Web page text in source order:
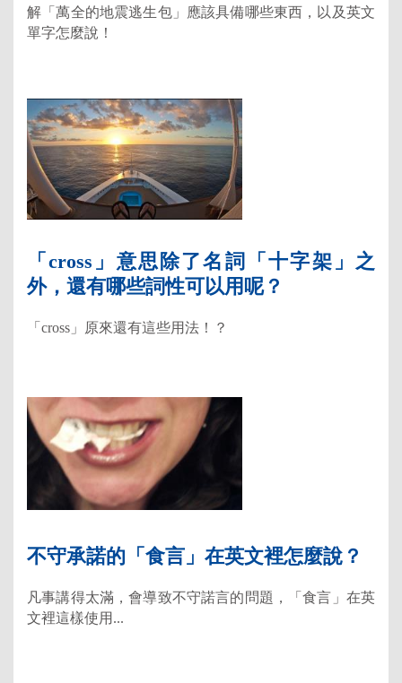
解「萬全的地震逃生包」應該具備哪些東西，以及英文
單字怎麼說！
「cross」意思除了名詞「十字架」之
外，還有哪些詞性可以用呢？
「cross」原來還有這些用法！？
不守承諾的「食言」在英文裡怎麼說？
凡事講得太滿，會導致不守諾言的問題，「食言」在英
文裡這樣使用...